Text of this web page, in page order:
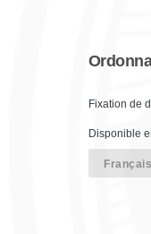
Fixation de
Disponible
Français